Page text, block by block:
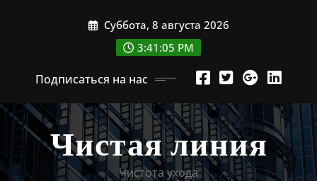
Суббота, 8 августа 2026
3:41:06 PM
Подписаться на нас
Чистая линия
Чистота ухода